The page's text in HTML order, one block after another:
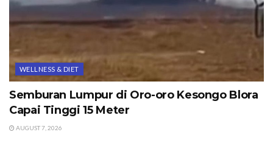
WELLNESS & DIET
Semburan Lumpur di Oro-oro Kesongo Blora
Capai Tinggi 15 Meter
AUGUST 7, 2026